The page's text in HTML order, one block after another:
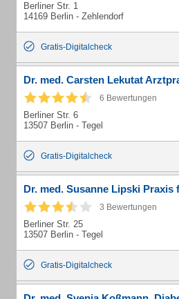
Berliner Str. 1
14169 Berlin - Zehlendorf
Gratis-Digitalcheck
Dr. med. Carsten Lekutat
6 Bewertungen
Berliner Str. 6
13507 Berlin - Tegel
Gratis-Digitalcheck
Dr. med. Susanne Lipski Praxis
3 Bewertungen
Berliner Str. 25
13507 Berlin - Tegel
Gratis-Digitalcheck